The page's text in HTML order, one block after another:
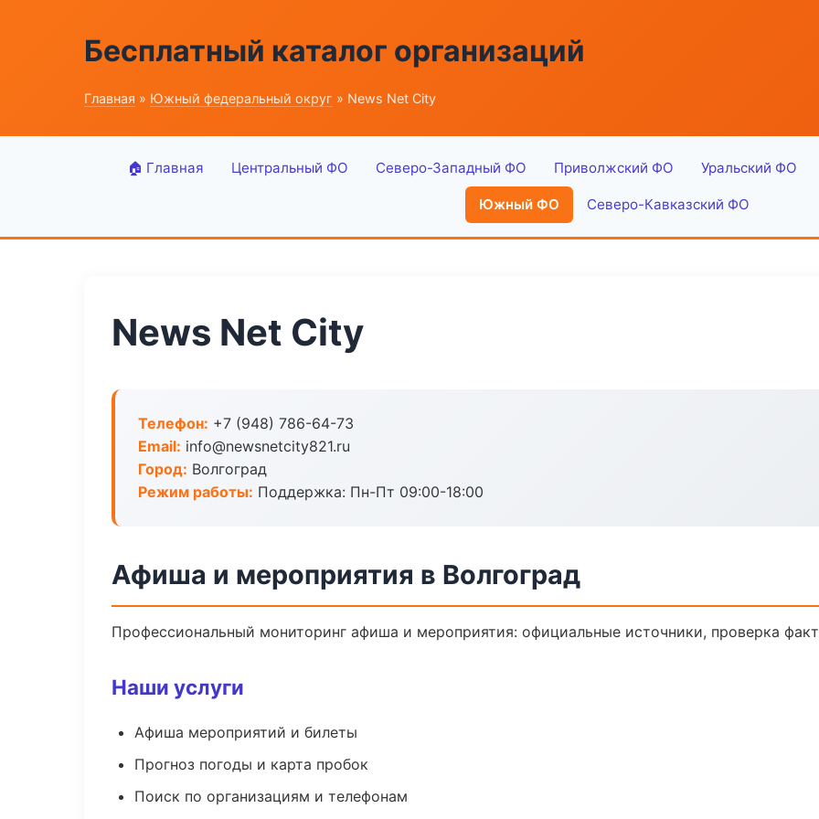
Бесплатный каталог организаций
Главная » Южный федеральный округ » News Net City
🏠 Главная Центральный ФО Северо-Западный ФО Приволжский ФО Уральский ФО
Южный ФО Северо-Кавказский ФО
News Net City
Телефон: +7 (948) 786-64-73
Email: info@newsnetcity821.ru
Город: Волгоград
Режим работы: Поддержка: Пн-Пт 09:00-18:00
Афиша и мероприятия в Волгоград
Профессиональный мониторинг афиша и мероприятия: официальные источники, проверка
Наши услуги
Афиша мероприятий и билеты
Прогноз погоды и карта пробок
Поиск по организациям и телефонам